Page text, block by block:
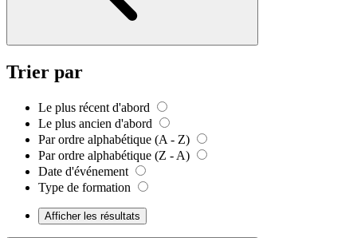
Trier par
Le plus récent d'abord
Le plus ancien d'abord
Par ordre alphabétique (A - Z)
Par ordre alphabétique (Z - A)
Date d'événement
Type de formation
Afficher les résultats